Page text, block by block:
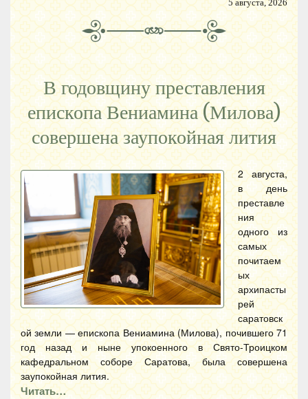
5 августа, 2026
В годовщину преставления
епископа Вениамина (Милова)
совершена заупокойная лития
2 августа,
в день
преставле
ния
одного из
самых
почитаем
ых
архипасты
рей
саратовск
ой земли — епископа Вениамина (Милова), почившего 71
год назад и ныне упокоенного в Свято-Троицком
кафедральном соборе Саратова, была совершена
заупокойная лития.
Читать…